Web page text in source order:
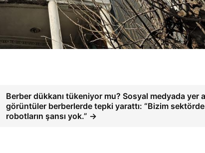
Berber dükkanı tükeniyor mu? Sosyal medyada yer
görüntüler berberlerde tepki yarattı: “Bizim sektörde
robotların şansı yok.” →